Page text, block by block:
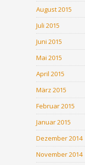
August 2015
Juli 2015
Juni 2015
Mai 2015
April 2015
März 2015
Februar 2015
Januar 2015
Dezember 2014
November 2014